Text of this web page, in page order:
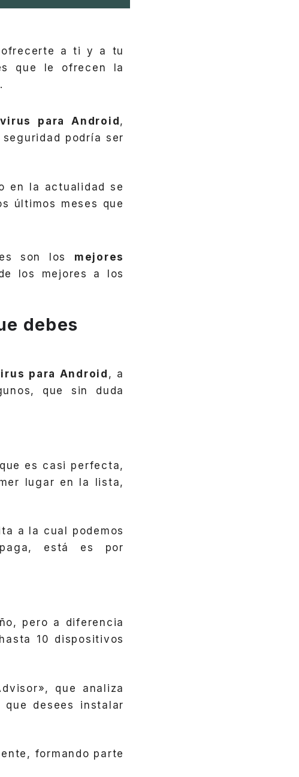
ofrecerte a ti y a tu
que le ofrecen la
para Android ,
podría ser
en la actualidad se
últimos meses que
son los mejores
los mejores a los
debes
para Android , a
que sin duda
es casi perfecta,
lugar en la lista,
a la cual podemos
está es por
pero a diferencia
10 dispositivos
que analiza
desees instalar
formando parte